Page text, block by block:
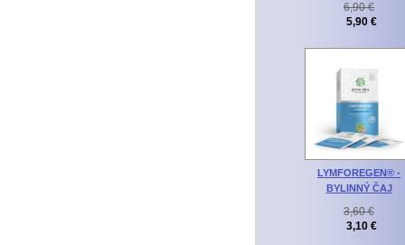
6,90 €
5,90 €
LYMFOREGEN® -
BYLINNÝ ČAJ
3,60 €
3,10 €